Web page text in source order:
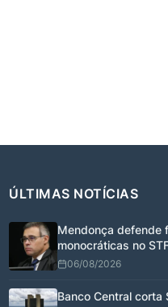
ÚLTIMAS NOTÍCIAS
Mendonça defende
monocráticas no
06/08/2026
Banco Central corta